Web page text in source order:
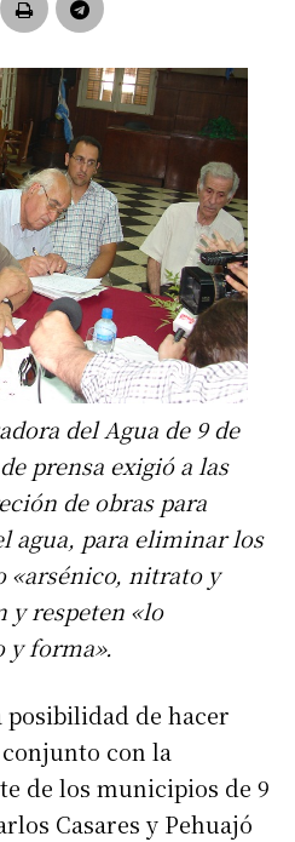
del Agua de 9 de
prensa exigió a las
de obras para
agua, para eliminar los
«arsénico, nitrato y
y respeten «lo
y forma».
posibilidad de hacer
con la
de los municipios de 9
Casares y Pehuajó